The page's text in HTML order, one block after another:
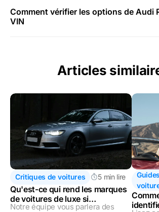
Comment vérifier les options de Audi
VIN
Articles
Critiques de voitures 5 min lire
Qu'est-ce qui rend les marques
de voitures de luxe si
coûteuses?
Notre équipe vous parlera des